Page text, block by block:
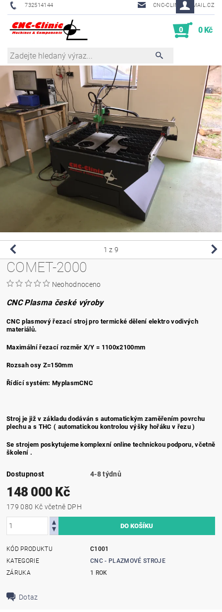
732514144 CNC-CLINIC@EMAIL.CZ
0 0 Kč
1 z 9
COMET-2000
Neohodnoceno
CNC Plasma české výroby
CNC plasmový řezací stroj pro termické dělení elektro vodivých
materiálů.
Maximální řezací rozměr X/Y = 1100x2100mm
Rozsah osy Z=150mm
Řídící systém: MyplasmCNC
Stroj je již v základu dodáván s automatickým zaměřením povrchu
plechu a s THC ( automatickou kontrolou výšky hořáku v řezu )
Se strojem poskytujeme komplexní online technickou podporu, včetně
školení .
Dostupnost 4-8 týdnů
148 000 Kč
179 080 Kč včetně DPH
KÓD PRODUKTU
C1001
KATEGORIE
CNC - PLAZMOVÉ STROJE
ZÁRUKA
1 ROK
Dotaz